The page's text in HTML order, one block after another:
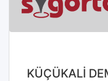
KÜÇÜKALİ